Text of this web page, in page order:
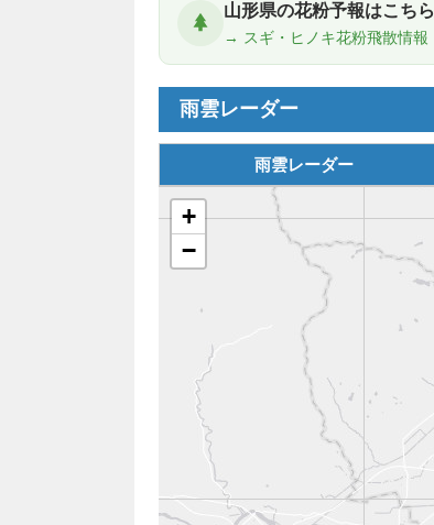
山形県の花粉予報はこちら
→ スギ・ヒノキ花粉飛散情報
雨雲レーダー
雨雲レーダー
+
−